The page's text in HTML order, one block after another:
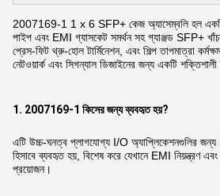
2007169-1 1 x 6 SFP+ কেজ অ্যাসেম্বলি হল একটি
পাইপ এবং EMI গ্যাসকেট সমর্থন সহ গ্যাঞ্জড SFP+
প্রেস-ফিট থ্রু-হোল টার্মিনেশন, এবং শিল্প তাপমাত্রা
নেটওয়ার্ক এবং সিগন্যাল ডিজাইনের জন্য একটি
1. 2007169-1 কিসের জন্য ব্যবহৃত হয়?
এটি উচ্চ-ঘনত্ব প্লাগযোগ্য I/O অ্যাপ্লিকেশনগুলির
হিসাবে ব্যবহৃত হয়, বিশেষ করে যেখানে EMI নিয়ন্ত্রণ এবং
প্রয়োজন।